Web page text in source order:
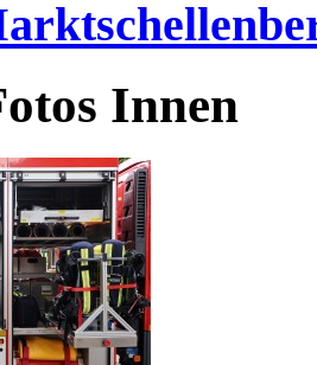
Innen